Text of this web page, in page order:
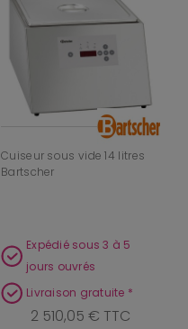
Cuiseur sous vide 14 litres
Bartscher
Expédié sous 3 à 5
jours ouvrés
Livraison gratuite *
2 510,05 € TTC